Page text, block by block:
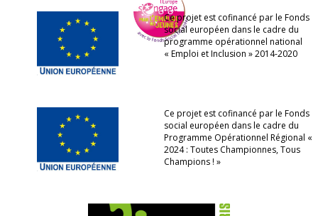
Ce projet est cofinancé par le Fonds
social européen dans le cadre du
programme opérationnel national
« Emploi et Inclusion » 2014-2020
Ce projet est cofinancé par le Fonds
social européen dans le cadre du
Programme Opérationnel Régional «
2024 : Toutes Championnes, Tous
Champions ! »